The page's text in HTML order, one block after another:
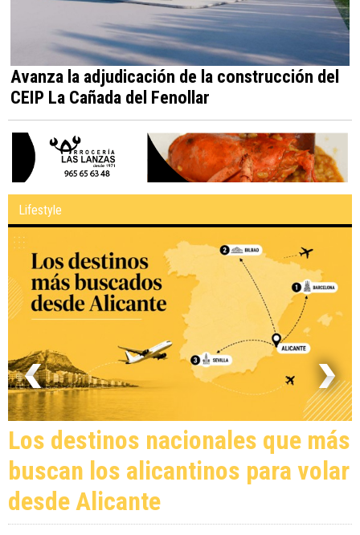
Avanza la adjudicación de la construcción del
CEIP La Cañada del Fenollar
Lifestyle
Los destinos nacionales que más
buscan los alicantinos para volar
desde Alicante